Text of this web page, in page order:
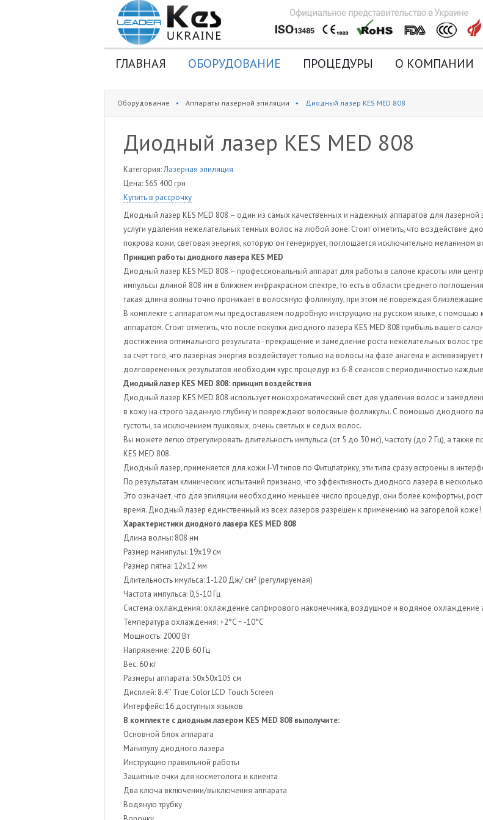
ГЛАВНАЯ ОБОРУДОВАНИЕ
Фотоэпиляторы
ЭЛОС аппараты
Аппараты
эпиляции
Аппараты лазерного
омоложения
Аппараты
липосакции
Липолазер
Аппараты лазерного
удаления татуировок
ПРОЦЕДУРЫ О КОМПАНИИ
Оборудование Аппараты лазерной эпиляции Диодный лазер KES MED 808
Диодный лазер KES MED 808
Категория:Лазерная эпиляция
Цена: 565 400 грн
Купить в рассрочку
Диодный лазер KES MED 808 – один из самых качественных и надежных аппаратов для
услуги удаления нежелательных темных волос на любой зоне. Стоит отметить, что воздействие
покрова кожи, световая энергия, которую он генерирует, поглощается исключительно меланином
Принцип работы диодного лазера KES MED
Диодный лазер KES MED 808 – профессиональный аппарат для работы в салоне красоты или
импульсы длиной 808 нм в ближнем инфракрасном спектре, то есть в области среднего
такая длина волны точно проникает в волосяную фолликулу, при этом не повреждая близлежащие
В комплекте с аппаратом мы предоставляем подробную инструкцию на русском языке, с помощью
аппаратом. Стоит отметить, что после покупки диодного лазера KES MED 808 прибыль вашего
достижения оптимального результата - прекращение и замедление роста нежелательных волос
за счет того, что лазерная энергия воздействует только на волосы на фазе анагена и
долговременных результатов необходим курс процедур из 6-8 сеансов с периодичностью
Диодный лазер KES MED 808: принцип воздействия
Диодный лазер KES MED 808 использует монохроматический свет для удаления волос и
в кожу на строго заданную глубину и повреждают волосяные фолликулы. С помощью диодного
густоты, за исключением пушковых, очень светлых и седых волос.
Вы можете легко отрегулировать длительность импульса (от 5 до 30 мс), частоту (до 2 Гц), а
KES MED 808.
Диодный лазер, применяется для кожи I-VI типов по Фитцпатрику, эти типа сразу встроены в
По результатам клинических испытаний признано, что эффективность диодного лазера в
Это означает, что для эпиляции необходимо меньшее число процедур, они более комфортны,
время. Диодный лазер единственный из всех лазеров разрешен к применению на загорелой коже!
Характеристики диодного лазера KES MED 808
Длина волны: 808 нм
Размер манипулы: 19х19 см
Размер пятна: 12х12 мм
Длительность имульса: 1-120 Дж/ см² (регулируемая)
Частота импульса: 0,5-10 Гц
Система охлаждения: охлаждение сапфирового наконечника, воздушное и водяное охлаждение
Температура охлаждения: +2°C ~ -10°C
Мощность: 2000 Вт
Напряжение: 220 В 60 Гц
Вес: 60 кг
Размеры аппарата: 50х50х105 см
Дисплей: 8.4’’ True Color LCD Touch Screen
Интерфейс: 16 доступных языков
В комплекте с диодным лазером KES MED 808 выполучите:
Основной блок аппарата
Манипулу диодного лазера
Инструкцию правильной работы
Защитные очки для косметолога и клиента
Два ключа включении/выключения аппарата
Водяную трубку